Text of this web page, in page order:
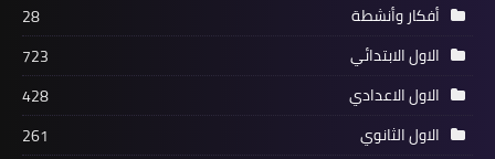
أفكار وأنشطة
28
الاول الابتدائي
723
الاول الاعدادي
428
الاول الثانوي
261